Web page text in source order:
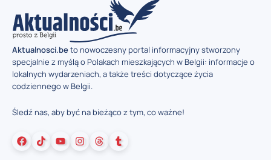
Aktualnosci.beto nowoczesny portal informacyjny stworzony
specjalnie z myślą o Polakach mieszkających w Belgii: informacje o
lokalnych wydarzeniach, a także treści dotyczące życia
codziennego w Belgii.
Śledź nas, aby być na bieżąco z tym, co ważne!